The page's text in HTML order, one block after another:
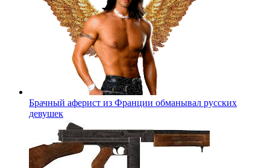
Брачный аферист из Франции обманывал русских
девушек